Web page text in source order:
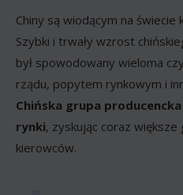
Chiny są wiodącym na
Szybki i trwały wzrost
był spowodowany wieloma
rządu, popytem rynkowym i
Chińska grupa
rynki, zyskując coraz
kierowców.